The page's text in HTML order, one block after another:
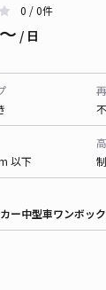
0 / 0件
/ 日
以下
ー中型車ワンボッ